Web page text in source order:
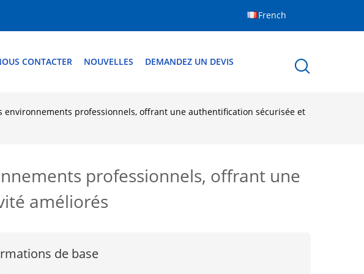
French
CONTACTER NOUVELLES DEMANDEZ UN DEVIS
environnements professionnels, offrant une authentification sécurisée et
professionnels, offrant une
améliorés
de base